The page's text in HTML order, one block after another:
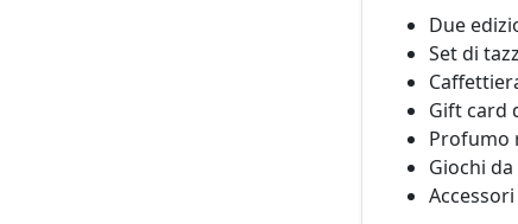
Due
Set di
Gift card
Profumo
Giochi